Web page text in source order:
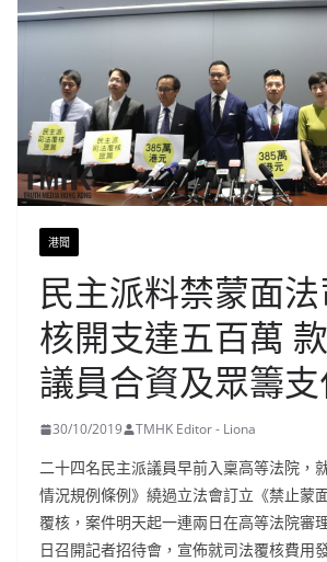
港聞
民主派料禁蒙面
核開支達五百萬
議員合資及眾籌
30/10/2019 TMHK Editor - Liona
二十四名民主派議員早前入稟高等法院，
情況規例條例》繞過立法會訂立《禁止蒙
覆核，案件明天起一連兩日在高等法院審
日召開記者招待會，宣佈就司法覆核費用